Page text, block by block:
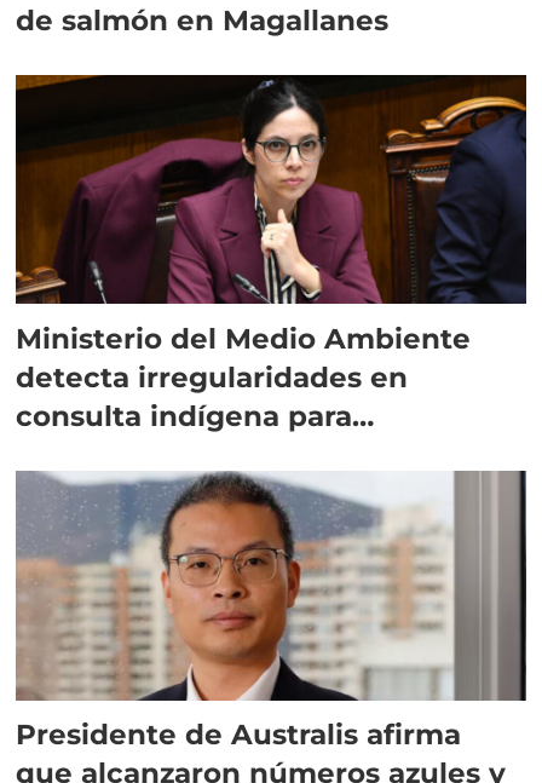
de salmón en Magallanes
Ministerio del Medio Ambiente
detecta irregularidades en
consulta indígena para
Presidente de Australis afirma
que alcanzaron números azules y